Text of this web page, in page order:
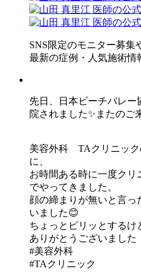
SNS限定のモニター募集
最新の症例・人気施術情
先日、日本ビーチバレ
院されました✨またのご
美容外科 TAクリニック
に、
お時間ある時に一度ク
でやってきました。
顔の締まりが無いと言っ
いました😊
ちょっとピリッとするけ
ありがとうございました
#美容外科
#TAクリニック